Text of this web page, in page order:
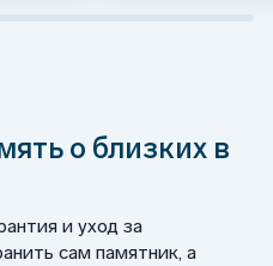
о близких в
и уход за
сам памятник, а